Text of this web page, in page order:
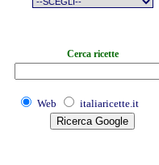
Cerca ricette
Web italiaricette.it